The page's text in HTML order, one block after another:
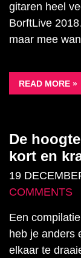
gitaren heel
BorftLive
maar mee
READ MORE »
De
kort en
19
COMMENTS
Een
heb je anders
elkaar te